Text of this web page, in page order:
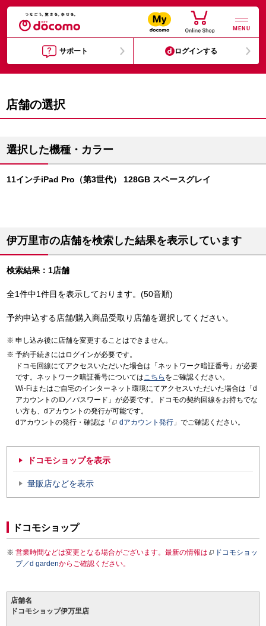
MENU
サポート ログインする
店舗の選択
選択した機種・カラー
11インチiPad Pro（第3世代） 128GB スペースグレイ
伊万里市の店舗を検索した結果を表示しています
検索結果：1店舗
全1件中1件目を表示しております。(50音順)
予約申込する店舗/購入商品受取り店舗を選択してください。
申し込み後に店舗を変更することはできません。
予約手続きにはログインが必要です。
ドコモ回線にてアクセスいただいた場合は「ネットワーク暗証番号」が必要
です。ネットワーク暗証番号についてはこちら をご確認ください。
Wi-Fiまたはご自宅のインターネット環境にてアクセスいただいた場合は「d
アカウントのID／パスワード」が必要です。ドコモの契約回線をお持ちでな
い方も、dアカウントの発行が可能です。
dアカウントの発行・確認は「
dアカウント発行 」でご確認ください。
ドコモショップを表示
量販店などを表示
ドコモショップ
営業時間などは変更となる場合がございます。最新の情報は
ドコモショッ
プ／d gardenからご確認ください。
店舗名
ドコモショップ伊万里店